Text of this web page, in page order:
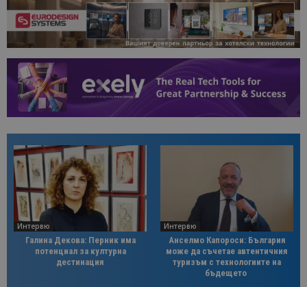
Интервю
Галина Декова: Перник има
потенциал за културна
дестинация
Интервю
Анселмо Капороси: България
може да съчетае автентичния
туризъм с технологиите на
бъдещето